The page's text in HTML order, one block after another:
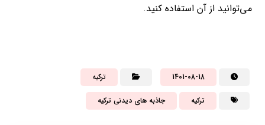
می‌توانید از آن استفاده کنید.
1401-08-18 ترکیه
ترکیه جاذبه های دیدنی ترکیه